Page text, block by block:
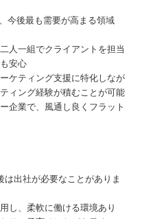
今後最も需要が高まる領域
人一組でクライアントを担当
安心
ケティング支援に特化しなが
ィング経験が積むことが可能
企業で、風通し良くフラット
は出社が必要なことがありま
し、柔軟に働ける環境あり